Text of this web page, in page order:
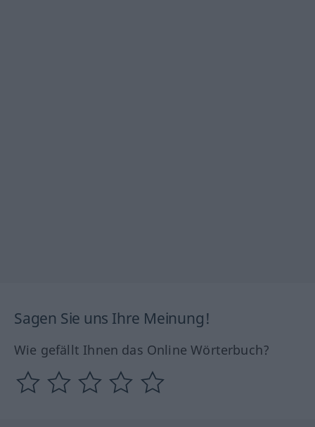
Sagen Sie uns Ihre Meinung!
Wie gefällt Ihnen das Online Wörterbuch?